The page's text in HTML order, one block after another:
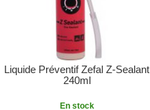
Liquide Préventif Zefal Z-Sealant
240ml
En stock